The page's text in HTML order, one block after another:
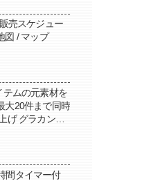
売スケジュー
図 / マップ
テムの元素材を
大20件まで同時
げ グラカン納
間タイマー付